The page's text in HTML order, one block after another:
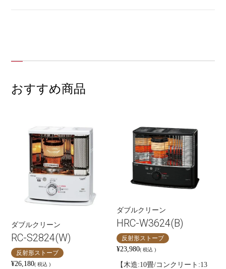
おすすめ商品
ダブルクリーン
RC-S2824(W)
反射形ストーブ
¥26,180 税込
ダブルクリーン
HRC-W3624(B)
反射形ストーブ
¥23,980 税込
【木造:10畳/コンクリート:13